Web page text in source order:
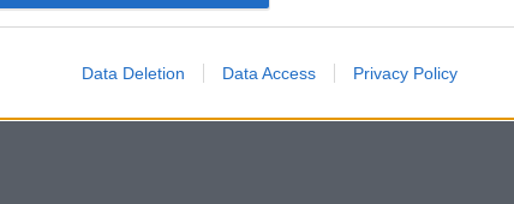
Data Deletion Data Access Privacy Policy